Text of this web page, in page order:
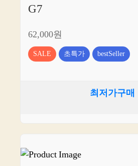
G7
62,000원
SALE 초특가 bestSeller
최저가구매